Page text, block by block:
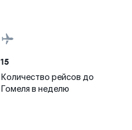
15
Количество рейсов до
Гомеля в неделю